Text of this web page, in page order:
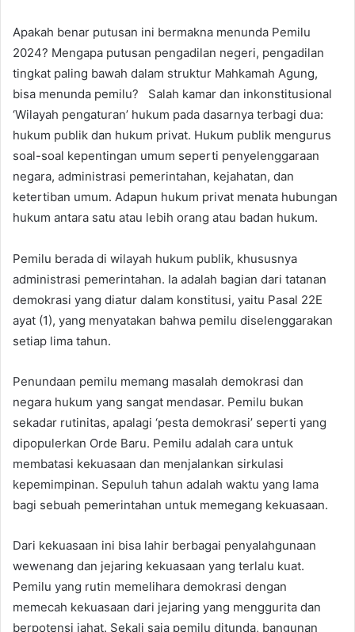
Apakah benar putusan ini bermakna menunda Pemilu
2024? Mengapa putusan pengadilan negeri, pengadilan
tingkat paling bawah dalam struktur Mahkamah Agung,
bisa menunda pemilu? Salah kamar dan inkonstitusional
‘Wilayah pengaturan’ hukum pada dasarnya terbagi dua:
hukum publik dan hukum privat. Hukum publik mengurus
soal-soal kepentingan umum seperti penyelenggaraan
negara, administrasi pemerintahan, kejahatan, dan
ketertiban umum. Adapun hukum privat menata hubungan
hukum antara satu atau lebih orang atau badan hukum.
Pemilu berada di wilayah hukum publik, khususnya
administrasi pemerintahan. Ia adalah bagian dari tatanan
demokrasi yang diatur dalam konstitusi, yaitu Pasal 22E
ayat (1), yang menyatakan bahwa pemilu diselenggarakan
setiap lima tahun.
Penundaan pemilu memang masalah demokrasi dan
negara hukum yang sangat mendasar. Pemilu bukan
sekadar rutinitas, apalagi ‘pesta demokrasi’ seperti yang
dipopulerkan Orde Baru. Pemilu adalah cara untuk
membatasi kekuasaan dan menjalankan sirkulasi
kepemimpinan. Sepuluh tahun adalah waktu yang lama
bagi sebuah pemerintahan untuk memegang kekuasaan.
Dari kekuasaan ini bisa lahir berbagai penyalahgunaan
wewenang dan jejaring kekuasaan yang terlalu kuat.
Pemilu yang rutin memelihara demokrasi dengan
memecah kekuasaan dari jejaring yang menggurita dan
berpotensi jahat. Sekali saja pemilu ditunda, bangunan